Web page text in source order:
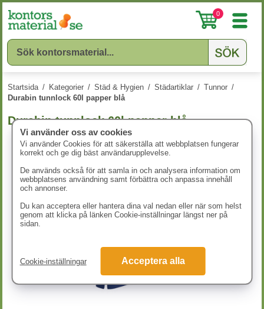
0
Startsida / Kategorier / Städ & Hygien / Städartiklar / Tunnor /
Durabin tunnlock 60l papper blå
Durabin tunnlock 60l papper blå
Vi använder oss av cookies
Vi använder Cookies för att säkerställa att webbplatsen fungerar
korrekt och ge dig bäst användarupplevelse.
De används också för att samla in och analysera information om
webbplatsens användning samt förbättra och anpassa innehåll
och annonser.
Du kan acceptera eller hantera dina val nedan eller när som helst
genom att klicka på länken Cookie-inställningar längst ner på
sidan.
Cookie-inställningar Acceptera alla